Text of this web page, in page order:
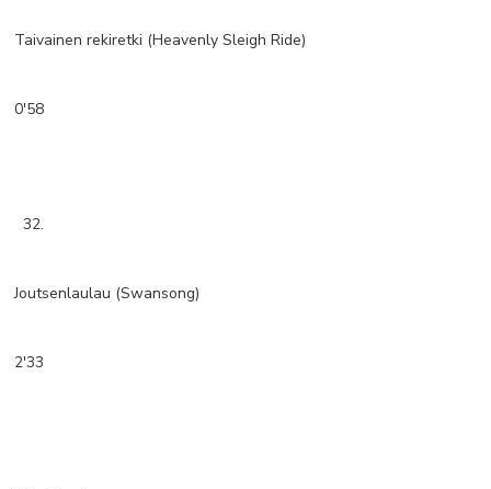
Taivainen rekiretki (Heavenly Sleigh Ride)
0'58
32.
Joutsenlaulau (Swansong)
2'33